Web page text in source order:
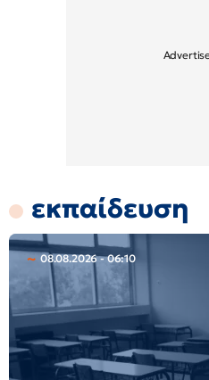
εκπαίδευση
08.08.2026 - 06:10